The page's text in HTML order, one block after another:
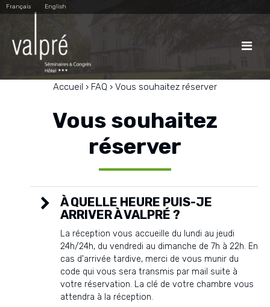
Aller
au
navigation
Outils
personnels
Français English

Accueil › FAQ › Vous souhaitez réserver
Vous souhaitez
réserver
À QUELLE HEURE PUIS-JE
ARRIVER À VALPRÉ ?
La réception vous accueille du lundi au jeudi
24h/24h, du vendredi au dimanche de 7h à 22h. En
cas d'arrivée tardive, merci de vous munir du
code qui vous sera transmis par mail suite à
votre réservation. La clé de votre chambre vous
attendra à la réception.